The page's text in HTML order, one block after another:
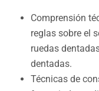
Comprensión
reglas sobre el
ruedas
dentadas.
Técnicas de